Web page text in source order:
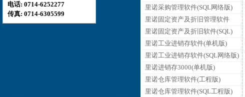
里诺采购管理软件(SQL网络版)
里诺固定资产及折旧管理软件
里诺固定资产及折旧软件(SQL)
里诺工业进销存软件(单机版)
里诺工业进销存软件(SQL网络版)
里诺进销存3000(单机版)
里诺仓库管理软件(工程版)
里诺仓库管理软件(SQL工程版)
电话: 0714-6252277
传真: 0714-6305599